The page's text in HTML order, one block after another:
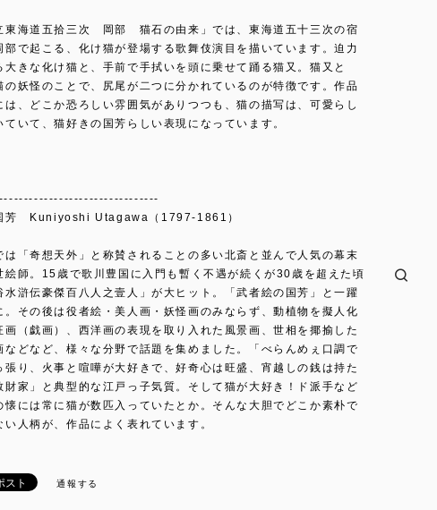
東海道五拾三次 岡部 猫石の由来」では、東海道五十三次の宿
部で起こる、化け猫が登場する歌舞伎演目を描いています。迫力
大きな化け猫と、手前で手拭いを頭に乗せて踊る猫又。猫又と
の妖怪のことで、尻尾が二つに分かれているのが特徴です。作品
は、どこか恐ろしい雰囲気がありつつも、猫の描写は、可愛らし
ていて、猫好きの国芳らしい表現になっています。
芳 Kuniyoshi Utagawa（1797-1861）
は「奇想天外」と称賛されることの多い北斎と並んで人気の幕末
絵師。15歳で歌川豊国に入門も暫く不遇が続くが30歳を超えた頃
水滸伝豪傑百八人之壹人」が大ヒット。「武者絵の国芳」と一躍
。その後は役者絵・美人画・妖怪画のみならず、動植物を擬人化
画（戯画）、西洋画の表現を取り入れた風景画、世相を揶揄した
などなど、様々な分野で話題を集めました。「べらんめぇ口調で
張り、火事と喧嘩が大好きで、好奇心は旺盛、宵越しの銭は持た
財家」と典型的な江戸っ子気質。そして猫が大好き！ド派手など
懐には常に猫が数匹入っていたとか。そんな大胆でどこか素朴で
い人柄が、作品によく表れています。
通報する